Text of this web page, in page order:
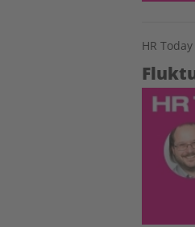
HR
Image